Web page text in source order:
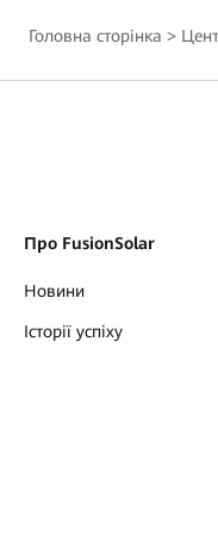
Головна сторінка >
Про FusionSolar
Новини
Історії успіху